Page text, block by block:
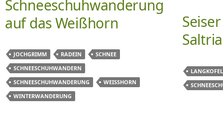
Schneeschuhwanderung
auf das Weißhorn
JOCHGRIMM RADEIN
SCHNEE
SCHNEESCHUHWANDERN
SCHNEESCHUHWANDERUNG
WEISSHORN
WINTERWANDERUNG
Saltria
LANGKOFEL